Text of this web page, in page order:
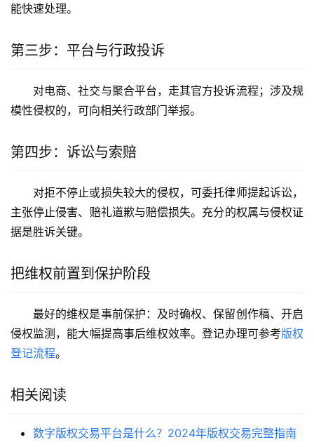
能快速处理。
第三步：平台与行政投诉
对电商、社交与聚合平台，走其官方投诉流程；涉及规
模性侵权的，可向相关行政部门举报。
第四步：诉讼与索赔
对拒不停止或损失较大的侵权，可委托律师提起诉讼，
主张停止侵害、赔礼道歉与赔偿损失。充分的权属与侵权证
据是胜诉关键。
把维权前置到保护阶段
最好的维权是事前保护：及时确权、保留创作稿、开启
侵权监测，能大幅提高事后维权效率。登记办理可参考版权
登记流程。
相关阅读
数字版权交易平台是什么？2024年版权交易完整指南